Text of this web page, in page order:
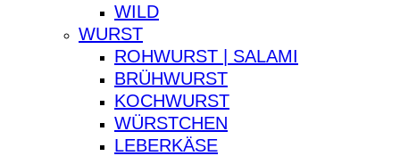
WILD
WURST
ROHWURST | SALAMI
BRÜHWURST
KOCHWURST
WÜRSTCHEN
LEBERKÄSE